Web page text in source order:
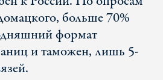
больше 70%
формат
и таможен, лишь 5-